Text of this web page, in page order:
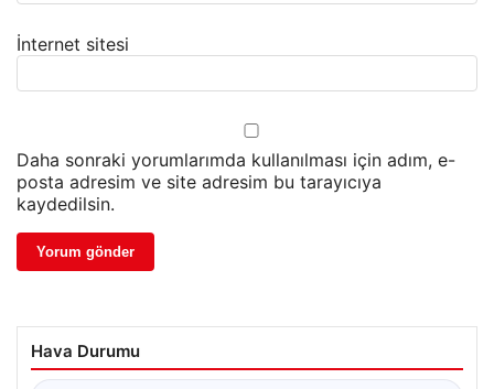
İnternet sitesi
Daha sonraki yorumlarımda kullanılması için adım, e-
posta adresim ve site adresim bu tarayıcıya
kaydedilsin.
Hava Durumu